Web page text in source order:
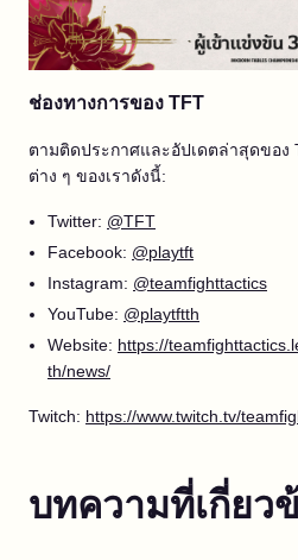
ช่องทางการของ TFT
ตามติดประกาศและอัปเดตล่าสุดของ
ต่าง ๆ ของเราดังนี้:
Twitter: @TFT
Facebook: @playtft
Instagram: @teamfighttactics
YouTube: @playtftth
Website: https://
th/news/
Twitch: https://www.twitch.tv/
บทความที่เกี่ยว